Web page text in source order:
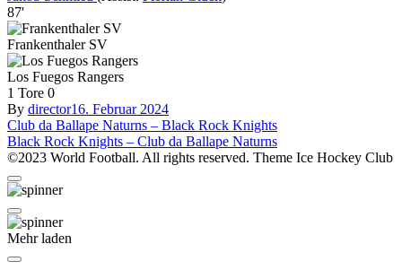
87'
Frankenthaler SV
Los Fuegos Rangers
1 Tore 0
By director16. Februar 2024
Beitragsnavigation
Club da Ballape Naturns – Black Rock Knights
Black Rock Knights – Club da Ballape Naturns
©2023 World Football. All rights reserved. Theme Ice Hockey Club
Mehr laden